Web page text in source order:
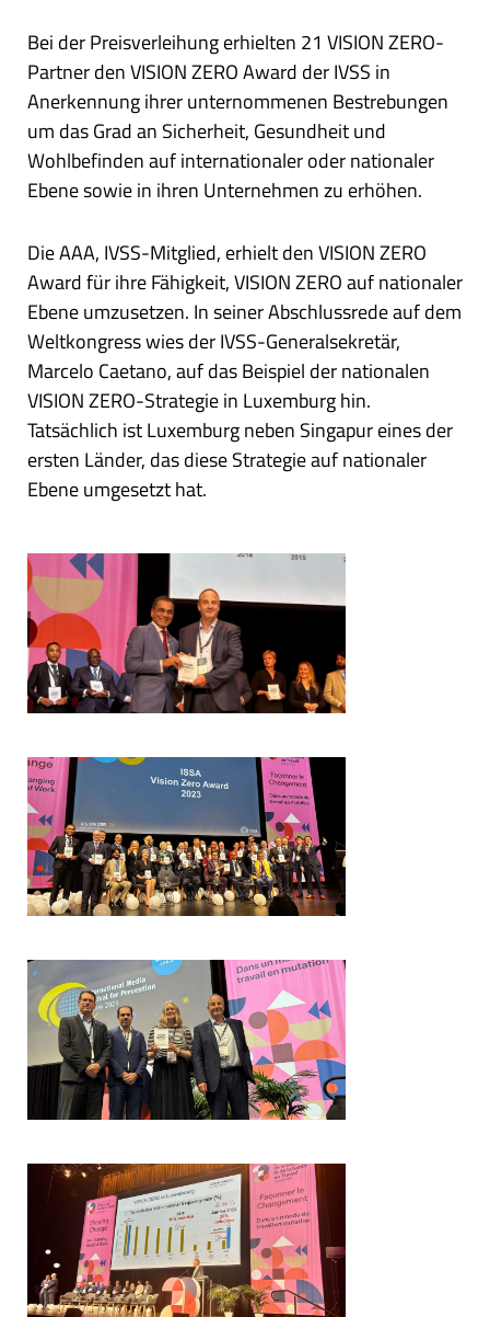
Bei der Preisverleihung erhielten 21 VISION ZERO-
Partner den VISION ZERO Award der IVSS in
Anerkennung ihrer unternommenen Bestrebungen
um das Grad an Sicherheit, Gesundheit und
Wohlbefinden auf internationaler oder nationaler
Ebene sowie in ihren Unternehmen zu erhöhen.
Die AAA, IVSS-Mitglied, erhielt den VISION ZERO
Award für ihre Fähigkeit, VISION ZERO auf nationaler
Ebene umzusetzen. In seiner Abschlussrede auf dem
Weltkongress wies der IVSS-Generalsekretär,
Marcelo Caetano, auf das Beispiel der nationalen
VISION ZERO-Strategie in Luxemburg hin.
Tatsächlich ist Luxemburg neben Singapur eines der
ersten Länder, das diese Strategie auf nationaler
Ebene umgesetzt hat.